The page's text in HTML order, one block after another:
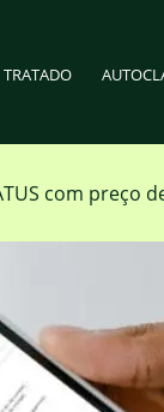
com preço